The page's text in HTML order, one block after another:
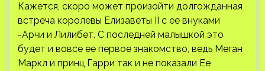
Кажется, скоро может произойти долгожданная
встреча королевы Елизаветы II с ее внуками
-Арчи и Лилибет. С последней малышкой это
будет и вовсе ее первое знакомство, ведь Меган
Маркл и принц Гарри так и не показали Ее